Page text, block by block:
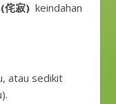
侘寂) keindahan
atau sedikit